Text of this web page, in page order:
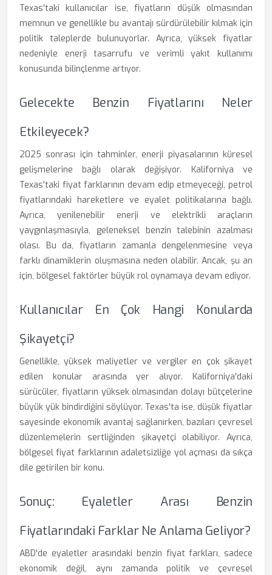
Texas'taki kullanıcılar ise, fiyatların düşük olmasından
memnun ve genellikle bu avantajı sürdürülebilir kılmak için
politik taleplerde bulunuyorlar. Ayrıca, yüksek fiyatlar
nedeniyle enerji tasarrufu ve verimli yakıt kullanımı
konusunda bilinçlenme artıyor.
Gelecekte Benzin Fiyatlarını Neler
Etkileyecek?
2025 sonrası için tahminler, enerji piyasalarının küresel
gelişmelerine bağlı olarak değişiyor. Kaliforniya ve
Texas'taki fiyat farklarının devam edip etmeyeceği, petrol
fiyatlarındaki hareketlere ve eyalet politikalarına bağlı.
Ayrıca, yenilenebilir enerji ve elektrikli araçların
yaygınlaşmasıyla, geleneksel benzin talebinin azalması
olası. Bu da, fiyatların zamanla dengelenmesine veya
farklı dinamiklerin oluşmasına neden olabilir. Ancak, şu an
için, bölgesel faktörler büyük rol oynamaya devam ediyor.
Kullanıcılar En Çok Hangi Konularda
Şikayetçi?
Genellikle, yüksek maliyetler ve vergiler en çok şikayet
edilen konular arasında yer alıyor. Kaliforniya'daki
sürücüler, fiyatların yüksek olmasından dolayı bütçelerine
büyük yük bindirdiğini söylüyor. Texas'ta ise, düşük fiyatlar
sayesinde ekonomik avantaj sağlanırken, bazıları çevresel
düzenlemelerin sertliğinden şikayetçi olabiliyor. Ayrıca,
bölgesel fiyat farklarının adaletsizliğe yol açması da sıkça
dile getirilen bir konu.
Sonuç: Eyaletler Arası Benzin
Fiyatlarındaki Farklar Ne Anlama Geliyor?
ABD'de eyaletler arasındaki benzin fiyat farkları, sadece
ekonomik değil, aynı zamanda politik ve çevresel